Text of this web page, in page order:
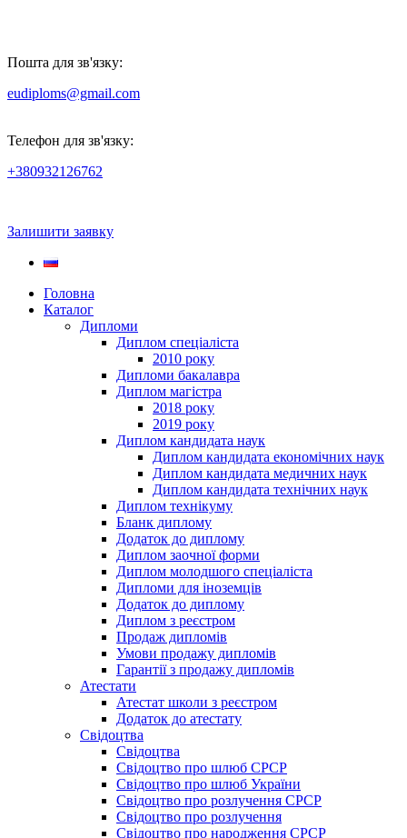
Пошта для зв'язку:
eudiploms@gmail.com
Телефон для зв'язку:
+380932126762
Залишити заявку
Головна
Каталог
Дипломи
Диплом спеціаліста
2010 року
Дипломи бакалавра
Диплом магістра
2018 року
2019 року
Диплом кандидата наук
Диплом кандидата економічних наук
Диплом кандидата медичних наук
Диплом кандидата технічних наук
Диплом технікуму
Бланк диплому
Додаток до диплому
Диплом заочної форми
Диплом молодшого спеціаліста
Дипломи для іноземців
Додаток до диплому
Диплом з реєстром
Продаж дипломів
Умови продажу дипломів
Гарантії з продажу дипломів
Атестати
Атестат школи з реєстром
Додаток до атестату
Свідоцтва
Свідоцтва
Свідоцтво про шлюб СРСР
Свідоцтво про шлюб України
Свідоцтво про розлучення СРСР
Свідоцтво про розлучення
Свідоцтво про народження СРСР